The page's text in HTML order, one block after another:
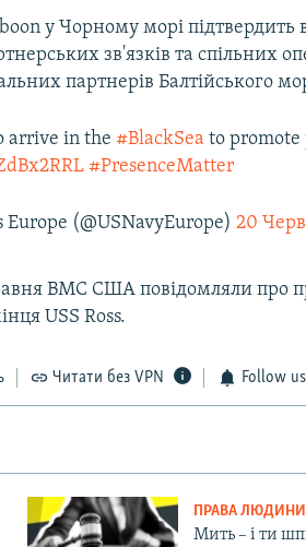
у Чорному морі підтвердить
зв'язків та спільних
партнерів Балтійського
arrive in the #BlackSea to promote
#PresenceMatter
Europe (@USNavyEurope)20
ВМС США повідомляли про
USS Ross.
Читати без VPN Follow us
ПРАВА ЛЮДИНИ
Мить – і ти